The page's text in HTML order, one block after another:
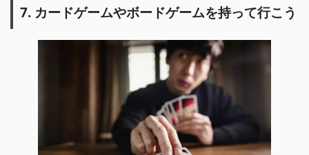
7. カードゲームやボードゲームを持って行こう